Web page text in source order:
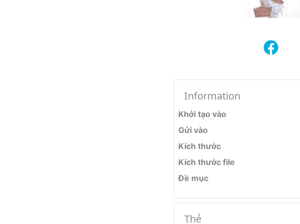
Information
Khởi tạo vào
Gửi vào
Kích thước
Kích thước file
Đề mục
Thẻ